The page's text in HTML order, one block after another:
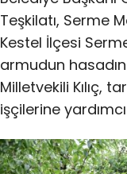
Teşkilatı, Serme
Kestel İlçesi
armudun
Milletvekili Kılıç,
işçilerine